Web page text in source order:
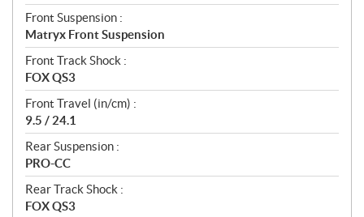
Front Suspension :
Matryx Front Suspension
Front Track Shock :
FOX QS3
Front Travel (in/cm) :
9.5 / 24.1
Rear Suspension :
PRO-CC
Rear Track Shock :
FOX QS3